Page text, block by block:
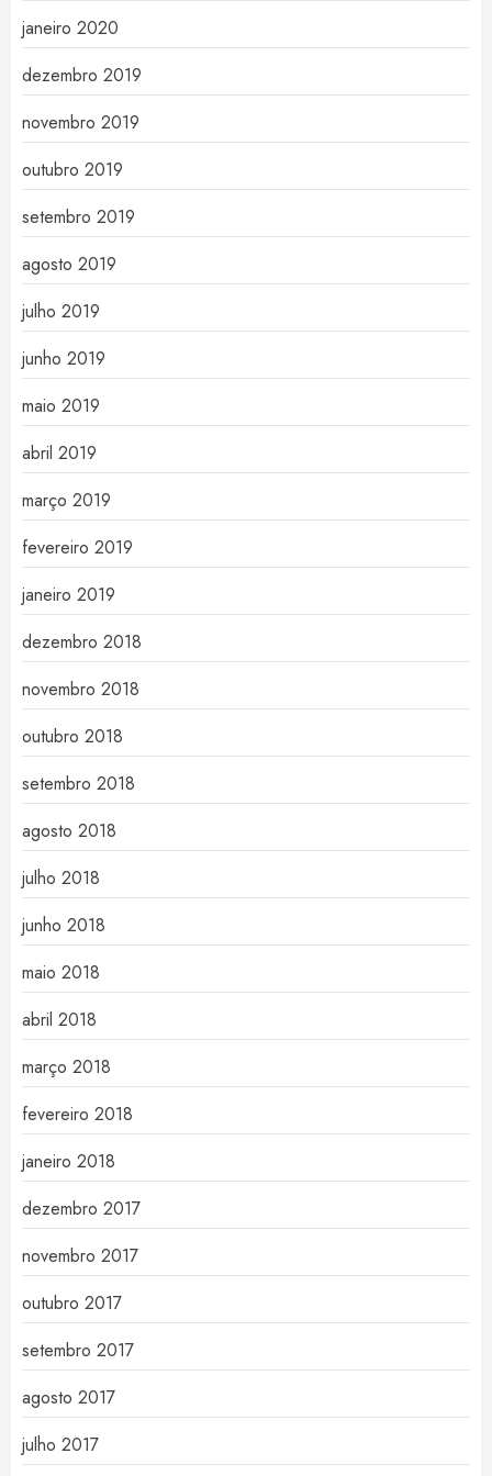
janeiro 2020
dezembro 2019
novembro 2019
outubro 2019
setembro 2019
agosto 2019
julho 2019
junho 2019
maio 2019
abril 2019
março 2019
fevereiro 2019
janeiro 2019
dezembro 2018
novembro 2018
outubro 2018
setembro 2018
agosto 2018
julho 2018
junho 2018
maio 2018
abril 2018
março 2018
fevereiro 2018
janeiro 2018
dezembro 2017
novembro 2017
outubro 2017
setembro 2017
agosto 2017
julho 2017